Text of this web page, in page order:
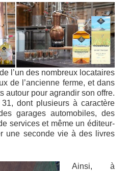
l’un des nombreux locataires
de l’ancienne ferme, et dans
autour pour agrandir son offre.
31, dont plusieurs à caractère
garages automobiles, des
services et même un éditeur-
une seconde vie à des livres
Ainsi, à